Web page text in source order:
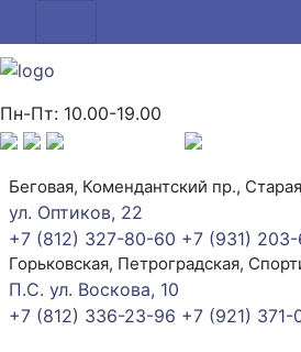
Пн-Пт: 10.00-19.00
Беговая, Комендантский пр.,
ул. Оптиков, 22
+7 (812) 327-80-60 +7 (931)
Горьковская, Петроградская,
П.С. ул. Воскова, 10
+7 (812) 336-23-96 +7 (921) 371-